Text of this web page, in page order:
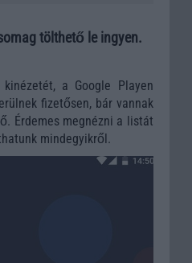
tölthető le ingyen.
a Google Playen
fizetősen, bár vannak
Érdemes megnézni a listát
mindegyikről.